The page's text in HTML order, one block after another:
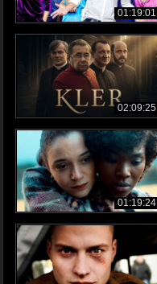
01:19:01
02:09:25
01:19:24